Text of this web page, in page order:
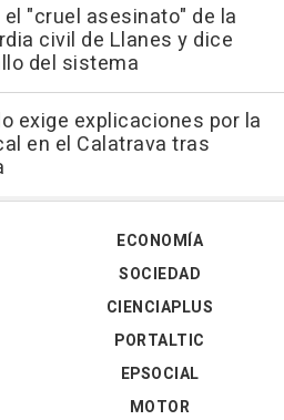
el "cruel asesinato" de la
civil de Llanes y dice
del sistema
exige explicaciones por la
en el Calatrava tras
ECONOMÍA
SOCIEDAD
CIENCIAPLUS
PORTALTIC
EPSOCIAL
MOTOR